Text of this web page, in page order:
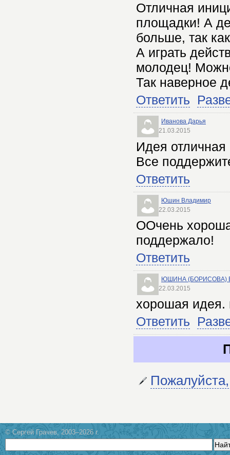
Отличная
площадки! А
больше, так
А играть
молодец!
Так наверное
Ответить
Иванова Дарья
21.03.2015
Идея
Все
Ответить
Юшин Владимир
22.03.2015
ООчень
поддержало!
Ответить
ЮШИНА (БОРИСОВА)
22.03.2015
хорошая идея.
Ответить
© Сергей Грачев, 2003–2026 г.